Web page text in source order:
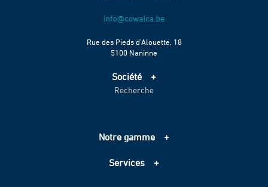
Rue des Pieds d’Alouette, 18
5100 Naninne
Société
Accueil
Échelle de performance CO2
Recherche
Notre gamme
Assainissement
Services